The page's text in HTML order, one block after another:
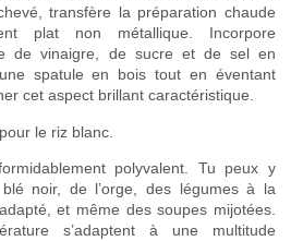
transfère la préparation chaude
plat non métallique. Incorpore
de vinaigre, de sucre et de sel en
spatule en bois tout en éventant
cet aspect brillant caractéristique.
le riz blanc.
polyvalent. Tu peux y
noir, de l’orge, des légumes à la
et même des soupes mijotées.
s’adaptent à une multitude